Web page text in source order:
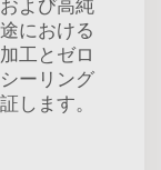
よび高純
における
工とゼロ
ーリング
します。